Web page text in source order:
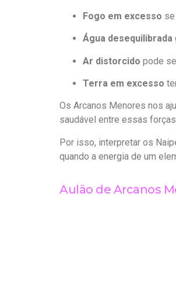
Fogo em excesso
Água desequilibrada
Ar distorcido pode
Terra em excesso
Os Arcanos Menores nos
saudável entre essas
Por isso, interpretar os
quando a energia de um
Aulão de Arcanos